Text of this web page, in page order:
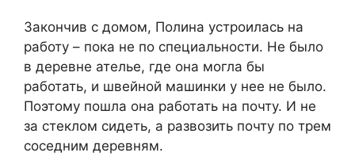
Закончив с домом, Полина устроилась на
работу – пока не по специальности. Не было
в деревне ателье, где она могла бы
работать, и швейной машинки у нее не было.
Поэтому пошла она работать на почту. И не
за стеклом сидеть, а развозить почту по трем
соседним деревням.